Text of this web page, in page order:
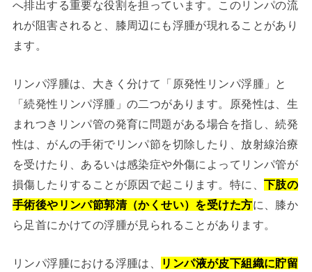
へ排出する重要な役割を担っています。このリンパの流
れが阻害されると、膝周辺にも浮腫が現れることがあり
ます。
リンパ浮腫は、大きく分けて「原発性リンパ浮腫」と
「続発性リンパ浮腫」の二つがあります。原発性は、生
まれつきリンパ管の発育に問題がある場合を指し、続発
性は、がんの手術でリンパ節を切除したり、放射線治療
を受けたり、あるいは感染症や外傷によってリンパ管が
損傷したりすることが原因で起こります。特に、 下肢の
手術後やリンパ節郭清（かくせい）を受けた方に、膝か
ら足首にかけての浮腫が見られることがあります。
リンパ浮腫における浮腫は、
リンパ液が皮下組織に貯留